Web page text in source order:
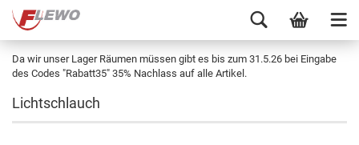
Da wir unser Lager Räumen müssen gibt es bis zum 31.5.26 bei Eingabe
des Codes "Rabatt35" 35% Nachlass auf alle Artikel.
Lichtschlauch